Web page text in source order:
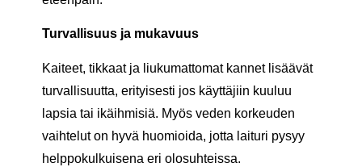
Turvallisuus ja mukavuus
Kaiteet, tikkaat ja liukumattomat kannet lisäävät
turvallisuutta, erityisesti jos käyttäjiin kuuluu
lapsia tai ikäihmisiä. Myös veden korkeuden
vaihtelut on hyvä huomioida, jotta laituri pysyy
helppokulkuisena eri olosuhteissa.